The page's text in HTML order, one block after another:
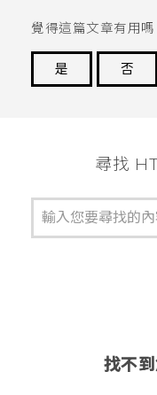
覺得這篇文章有用嗎
是
否
尋找
找不